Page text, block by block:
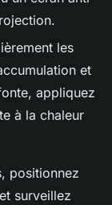
les
et
appliquez
à la chaleur
positionnez
surveillez